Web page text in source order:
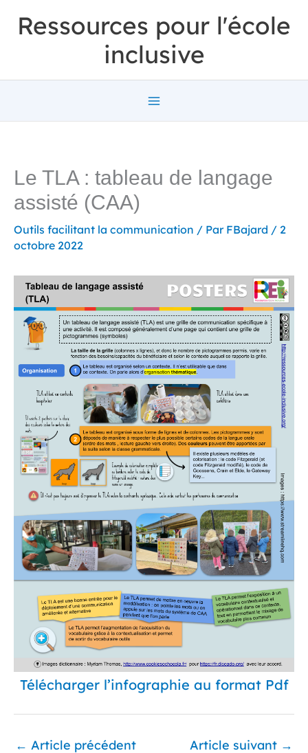
Ressources pour l'école
inclusive
Le TLA : tableau de langage
assisté (CAA)
Outils facilitant la communication / Par FBajard / 2
octobre 2022
Télécharger l’infographie au format Pdf
← Article précédent Article suivant →